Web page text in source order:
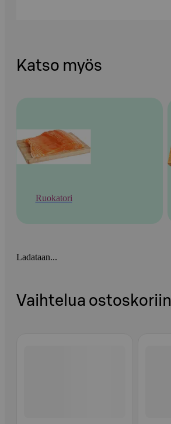
Katso myös
Ruokatori
Ladataan...
Vaihtelua ostoskoriin